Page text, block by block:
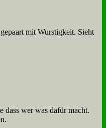
mit Wur­stig­keit. Sieht
dass wer was da­für macht.